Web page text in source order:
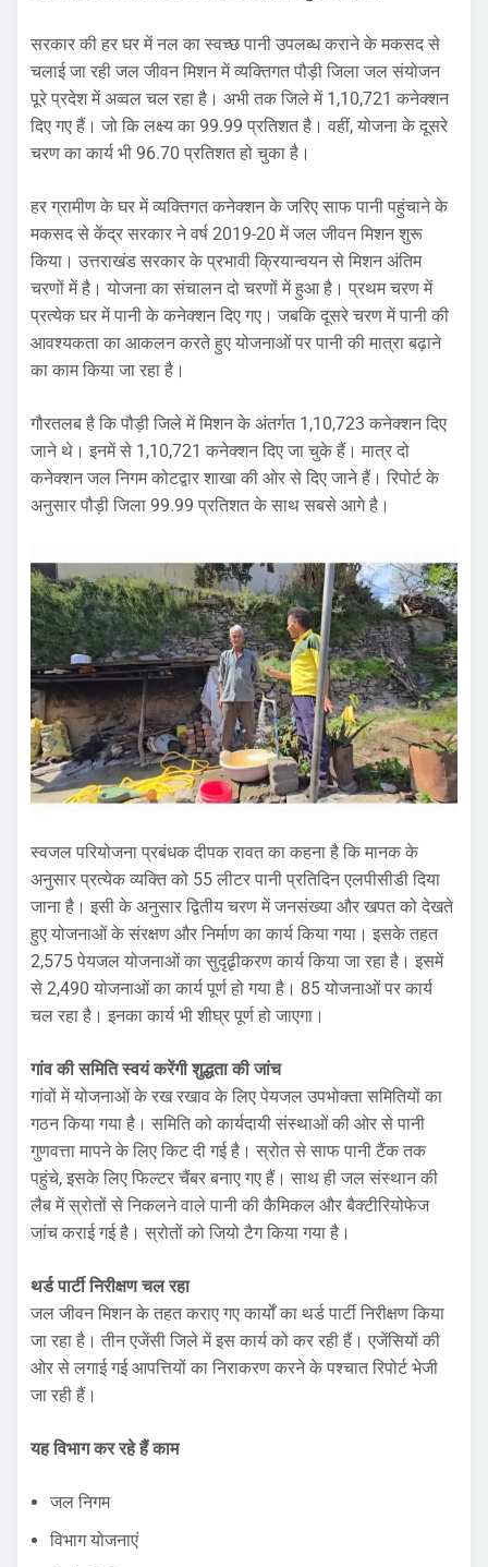
सरकार की हर घर में नल का स्वच्छ पानी उपलब्ध कराने के मकसद से
चलाई जा रही जल जीवन मिशन में व्यक्तिगत पौड़ी जिला जल संयोजन
पूरे प्रदेश में अव्वल चल रहा है। अभी तक जिले में 1,10,721 कनेक्शन
दिए गए हैं। जो कि लक्ष्य का 99.99 प्रतिशत है। वहीं, योजना के दूसरे
चरण का कार्य भी 96.70 प्रतिशत हो चुका है।
हर ग्रामीण के घर में व्यक्तिगत कनेक्शन के जरिए साफ पानी पहुंचाने के
मकसद से केंद्र सरकार ने वर्ष 2019-20 में जल जीवन मिशन शुरू
किया। उत्तराखंड सरकार के प्रभावी क्रियान्वयन से मिशन अंतिम
चरणों में है। योजना का संचालन दो चरणों में हुआ है। प्रथम चरण में
प्रत्येक घर में पानी के कनेक्शन दिए गए। जबकि दूसरे चरण में पानी की
आवश्यकता का आकलन करते हुए योजनाओं पर पानी की मात्रा बढ़ाने
का काम किया जा रहा है।
गौरतलब है कि पौड़ी जिले में मिशन के अंतर्गत 1,10,723 कनेक्शन दिए
जाने थे। इनमें से 1,10,721 कनेक्शन दिए जा चुके हैं। मात्र दो
कनेक्शन जल निगम कोटद्वार शाखा की ओर से दिए जाने हैं। रिपोर्ट के
अनुसार पौड़ी जिला 99.99 प्रतिशत के साथ सबसे आगे है।
स्वजल परियोजना प्रबंधक दीपक रावत का कहना है कि मानक के
अनुसार प्रत्येक व्यक्ति को 55 लीटर पानी प्रतिदिन एलपीसीडी दिया
जाना है। इसी के अनुसार द्वितीय चरण में जनसंख्या और खपत को देखते
हुए योजनाओं के संरक्षण और निर्माण का कार्य किया गया। इसके तहत
2,575 पेयजल योजनाओं का सुदृढृीकरण कार्य किया जा रहा है। इसमें
से 2,490 योजनाओं का कार्य पूर्ण हो गया है। 85 योजनाओं पर कार्य
चल रहा है। इनका कार्य भी शीघ्र पूर्ण हो जाएगा।
गांव की समिति स्वयं करेंगी शुद्धता की जांच
गांवों में योजनाओं के रख रखाव के लिए पेयजल उपभोक्ता समितियों का
गठन किया गया है। समिति को कार्यदायी संस्थाओं की ओर से पानी
गुणवत्ता मापने के लिए किट दी गई है। स्रोत से साफ पानी टैंक तक
पहुंचे, इसके लिए फिल्टर चैंबर बनाए गए हैं। साथ ही जल संस्थान की
लैब में स्रोतों से निकलने वाले पानी की कैमिकल और बैक्टीरियोफेज
जांच कराई गई है। स्रोतों को जियो टैग किया गया है।
थर्ड पार्टी निरीक्षण चल रहा
जल जीवन मिशन के तहत कराए गए कार्यों का थर्ड पार्टी निरीक्षण किया
जा रहा है। तीन एजेंसी जिले में इस कार्य को कर रही हैं। एजेंसियों की
ओर से लगाई गई आपत्तियों का निराकरण करने के पश्चात रिपोर्ट भेजी
जा रही हैं।
यह विभाग कर रहे हैं काम
जल निगम
विभाग योजनाएं